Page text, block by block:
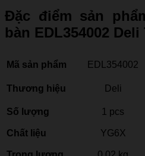
Đặc điểm sản
bàn EDL354002 Deli
Mã sản phẩm EDL354002
Thương hiệu Deli
Số lượng 1 pcs
Chất liệu YG6X